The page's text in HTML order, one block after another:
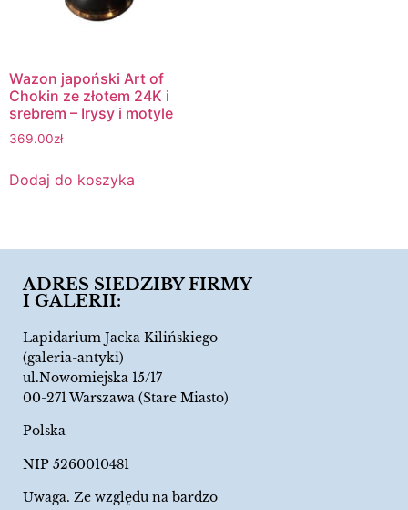
Wazon japoński Art of
Chokin ze złotem 24K i
srebrem – Irysy i motyle
369.00zł
Dodaj do koszyka
ADRES SIEDZIBY FIRMY
I GALERII:
Lapidarium Jacka Kilińskiego
(galeria-antyki)
ul.Nowomiejska 15/17
00-271 Warszawa (Stare Miasto)
Polska
NIP 5260010481
Uwaga. Ze względu na bardzo